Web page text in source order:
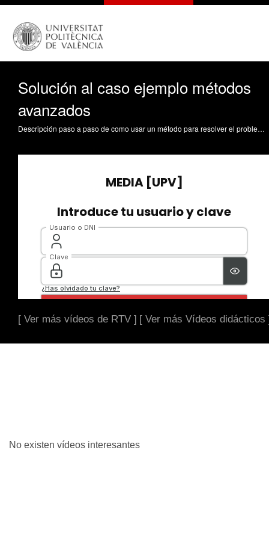
Solución al caso ejemplo métodos
avanzados
Descripción paso a paso de como usar un método para resolver el problema Marín García, JA. (2019). Solución al caso ejemplo métodos avanzados. https://riunet.upv.es/handle/10251/120963 DER
[ Ver más vídeos de RTV ] [ Ver más Vídeos didácticos
No existen vídeos interesantes